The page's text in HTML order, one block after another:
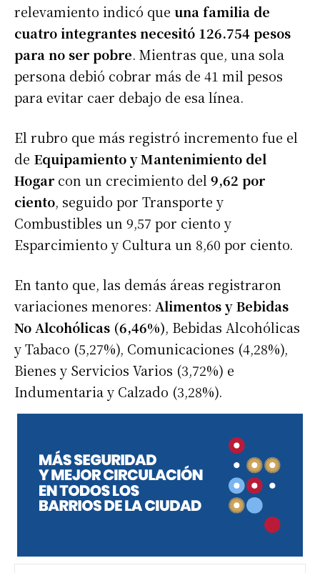
relevamiento indicó que una familia de
cuatro integrantesnecesitó 126.754 pesos
para no ser pobre. Mientras que, una sola
persona debió cobrar más de 41 mil pesos
para evitar caer debajo de esa línea.
El rubro que más registró incremento fue el
de Equipamiento y Mantenimiento del
Hogar con un crecimiento del 9,62 por
ciento, seguido por Transporte y
Combustibles un 9,57 por ciento y
Esparcimiento y Cultura un 8,60 por ciento.
En tanto que, las demás áreas registraron
variaciones menores: Alimentos y Bebidas
No Alcohólicas (6,46%), Bebidas Alcohólicas
y Tabaco (5,27%), Comunicaciones (4,28%),
Bienes y Servicios Varios (3,72%) e
Indumentaria y Calzado (3,28%).